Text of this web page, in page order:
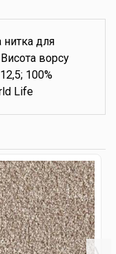
нитка для
Висота ворсу
100%
Life